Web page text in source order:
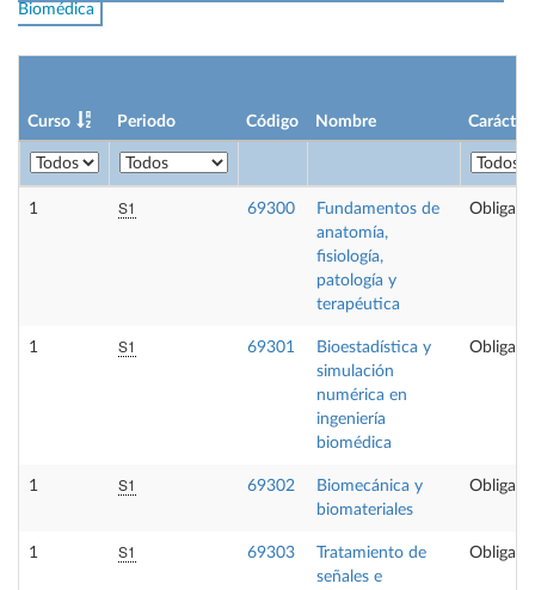
Biomédica
Curso Periodo Código Nombre Carácter
1 S1 69300
Fundamentos de
anatomía,
fisiología,
patología y
terapéutica
1 S1 69301
Bioestadística y
simulación
numérica en
ingeniería
biomédica
1 S1 69302
Biomecánica y
biomateriales
1 S1 69303
Tratamiento de
señales e